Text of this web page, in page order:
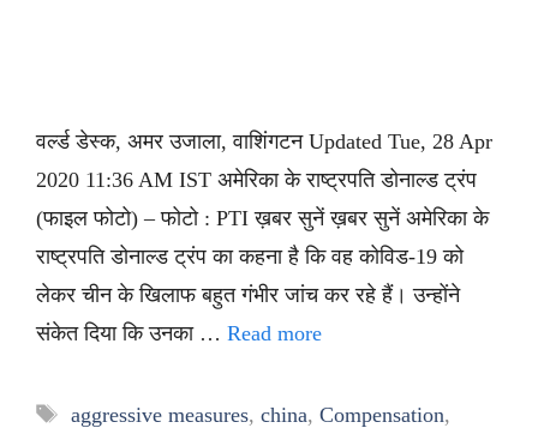
वर्ल्ड डेस्क, अमर उजाला, वाशिंगटन Updated Tue, 28 Apr
2020 11:36 AM IST अमेरिका के राष्ट्रपति डोनाल्ड ट्रंप
(फाइल फोटो) – फोटो : PTI ख़बर सुनें ख़बर सुनें अमेरिका के
राष्ट्रपति डोनाल्ड ट्रंप का कहना है कि वह कोविड-19 को
लेकर चीन के खिलाफ बहुत गंभीर जांच कर रहे हैं। उन्होंने
संकेत दिया कि उनका … Read more
Tags
aggressive measures, china, Compensation,